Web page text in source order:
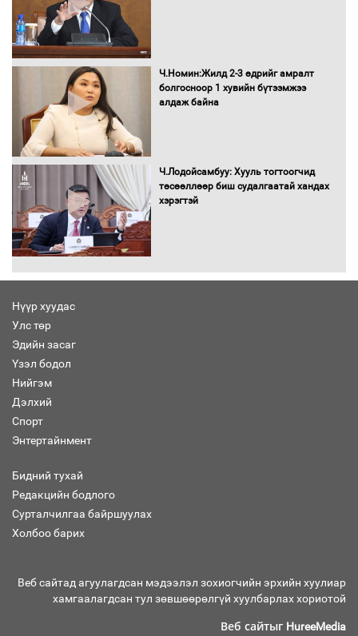
худалдан авах журмыг баталлаа
шилжиж, найр наадам, зөвлөгөөн,
гадаад томилолтыг хориглолоо
Ч.Номин:Жилд 2-3 өдрийг амралт
болгосноор 1 хувийн бүтээмжээ
алдаж байна
Ч.Лодойсамбуу: Хууль тогтоогчид
төсөөллөөр биш судалгаатай хандах
хэрэгтэй
Нүүр хуудас
Улс төр
Эдийн засаг
Үзэл бодол
Нийгэм
Дэлхий
Спорт
Энтертайнмент
Бидний тухай
Редакцийн бодлого
Сурталчилгаа байршуулах
Холбоо барих
Веб сайтад агуулагдсан мэдээлэл зохиогчийн эрхийн хуулиар
хамгаалагдсан тул зөвшөөрөлгүй хуулбарлах хориотой
Веб сайтыг HureeMedia